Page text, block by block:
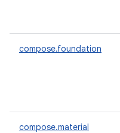
compose.foundation
compose.material